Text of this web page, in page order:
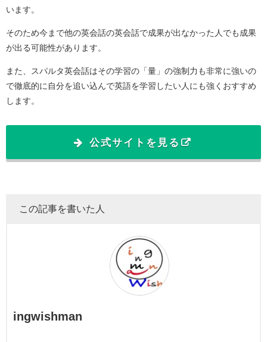
います。
そのため今まで他の英会話の英会話で成果が出なかった人でも成果
が出る可能性があります。
また、スパルタ英会話はその学習の「量」の強制力も非常に強いの
で徹底的に自分を追い込んで英語を学習したい人にも強くおすすめ
します。
公式サイトを見る
この記事を書いた人
ingwishman